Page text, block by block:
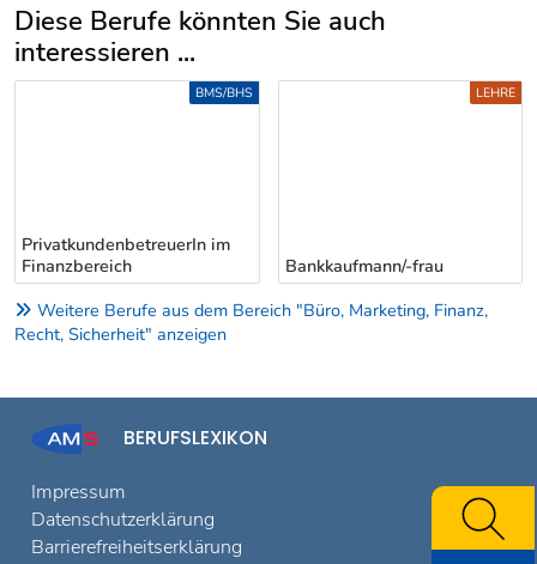
Diese Berufe könnten Sie auch
interessieren ...
Uber weitere Berufsvorschläge
PrivatkundenbetreuerIn im
Finanzbereich
BMS/BHS
Bankkaufmann/-frau
LEHRE
Weitere Berufe aus dem Bereich "Büro, Marketing, Finanz,
Recht, Sicherheit" anzeigen
BERUFSLEXIKON
Impressum
Datenschutzerklärung
Barrierefreiheitserklärung